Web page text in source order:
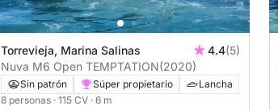
Torrevieja, Marina Salinas 4.4(5)
Nuva M6 Open TEMPTATION(2020)
Sin patrón Súper propietario
Lancha
8 personas · 115 CV · 6 m